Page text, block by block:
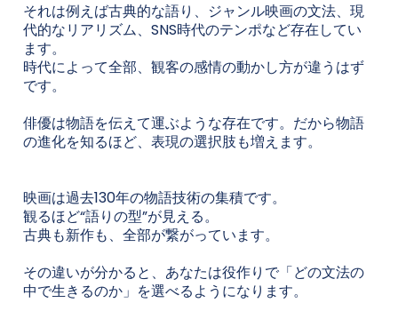
それは例えば古典的な語り、ジャンル映画の文法、現
代的なリアリズム、SNS時代のテンポなど存在してい
ます。
時代によって全部、観客の感情の動かし方が違うはず
です。
俳優は物語を伝えて運ぶような存在です。だから物語
の進化を知るほど、表現の選択肢も増えます。
映画は過去130年の物語技術の集積です。
観るほど“語りの型”が見える。
古典も新作も、全部が繋がっています。
その違いが分かると、あなたは役作りで「どの文法の
中で生きるのか」を選べるようになります。